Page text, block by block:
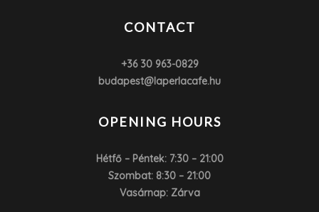
CONTACT
+36 30 963-0829
budapest@laperlacafe.hu
OPENING HOURS
Hétfő – Péntek: 7:30 – 21:00
Szombat: 8:30 – 21:00
Vasárnap: Zárva